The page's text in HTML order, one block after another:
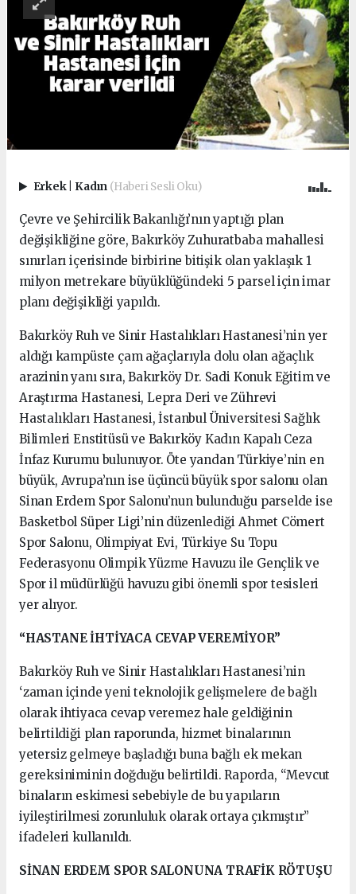
Erkek Kadın (Haberi Sesli Oku)
Çevre ve Şehircilik Bakanlığı’nın yaptığı plan
değişikliğine göre, Bakırköy Zuhuratbaba mahallesi
sınırları içerisinde birbirine bitişik olan yaklaşık 1
milyon metrekare büyüklüğündeki 5 parsel için imar
planı değişikliği yapıldı.
Bakırköy Ruh ve Sinir Hastalıkları Hastanesi’nin yer
aldığı kampüste çam ağaçlarıyla dolu olan ağaçlık
arazinin yanı sıra, Bakırköy Dr. Sadi Konuk Eğitim ve
Araştırma Hastanesi, Lepra Deri ve Zührevi
Hastalıkları Hastanesi, İstanbul Üniversitesi Sağlık
Bilimleri Enstitüsü ve Bakırköy Kadın Kapalı Ceza
İnfaz Kurumu bulunuyor. Öte yandan Türkiye’nin en
büyük, Avrupa’nın ise üçüncü büyük spor salonu olan
Sinan Erdem Spor Salonu’nun bulunduğu parselde ise
Basketbol Süper Ligi’nin düzenlediği Ahmet Cömert
Spor Salonu, Olimpiyat Evi, Türkiye Su Topu
Federasyonu Olimpik Yüzme Havuzu ile Gençlik ve
Spor il müdürlüğü havuzu gibi önemli spor tesisleri
yer alıyor.
“HASTANE İHTİYACA CEVAP VEREMİYOR”
Bakırköy Ruh ve Sinir Hastalıkları Hastanesi’nin
‘zaman içinde yeni teknolojik gelişmelere de bağlı
olarak ihtiyaca cevap veremez hale geldiğinin
belirtildiği plan raporunda, hizmet binalarının
yetersiz gelmeye başladığı buna bağlı ek mekan
gereksiniminin doğduğu belirtildi. Raporda, “Mevcut
binaların eskimesi sebebiyle de bu yapıların
iyileştirilmesi zorunluluk olarak ortaya çıkmıştır”
ifadeleri kullanıldı.
SİNAN ERDEM SPOR SALONUNA TRAFİK RÖTUŞU